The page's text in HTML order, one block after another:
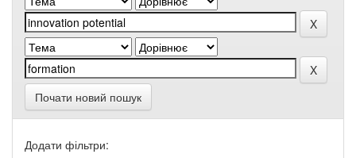
Почати новий пошук
Додати фільтри: